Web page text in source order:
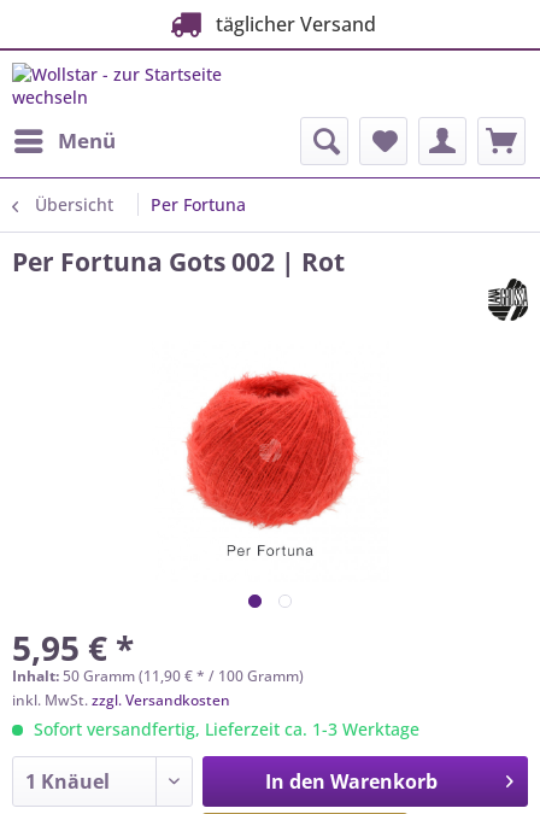
täglicher Versand
Menü
Übersicht Per Fortuna
Per Fortuna Gots 002 | Rot
5,95 € *
Inhalt: 50 Gramm (11,90 € * / 100 Gramm)
inkl. MwSt.zzgl. Versandkosten
Sofort versandfertig, Lieferzeit ca. 1-3 Werktage
In den Warenkorb